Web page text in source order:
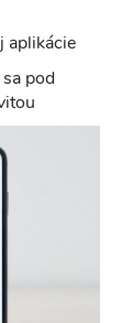
aplikácie
pod